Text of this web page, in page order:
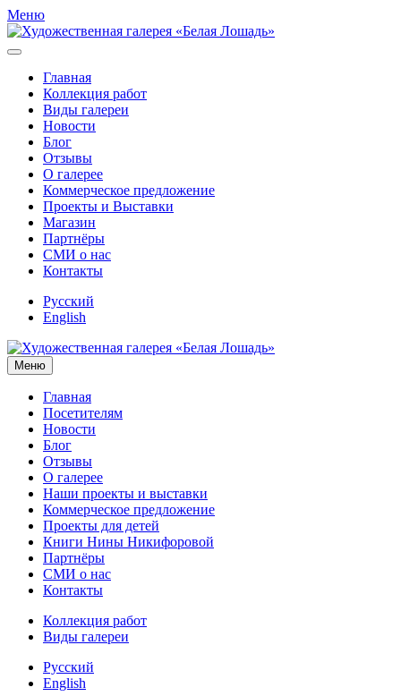
Меню
Главная
Коллекция работ
Виды галереи
Новости
Блог
Отзывы
О галерее
Коммерческое предложение
Проекты и Выставки
Магазин
Партнёры
СМИ о нас
Контакты
Русский
English
Меню
Главная
Посетителям
Новости
Блог
Отзывы
О галерее
Наши проекты и выставки
Коммерческое предложение
Проекты для детей
Книги Нины Никифоровой
Партнёры
СМИ о нас
Контакты
Коллекция работ
Виды галереи
Русский
English